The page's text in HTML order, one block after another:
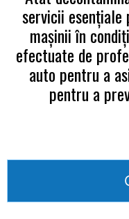
servicii esențiale
mașinii în
efectuate de
auto pentru a
pentru a